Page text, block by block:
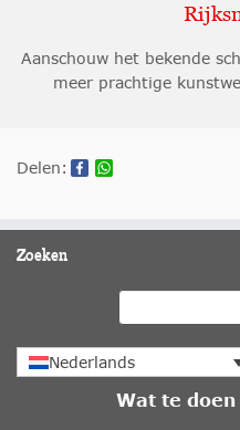
Aanschouw het bekende
meer prachtige
Delen:
Zoeken
Nederlands
Wat te